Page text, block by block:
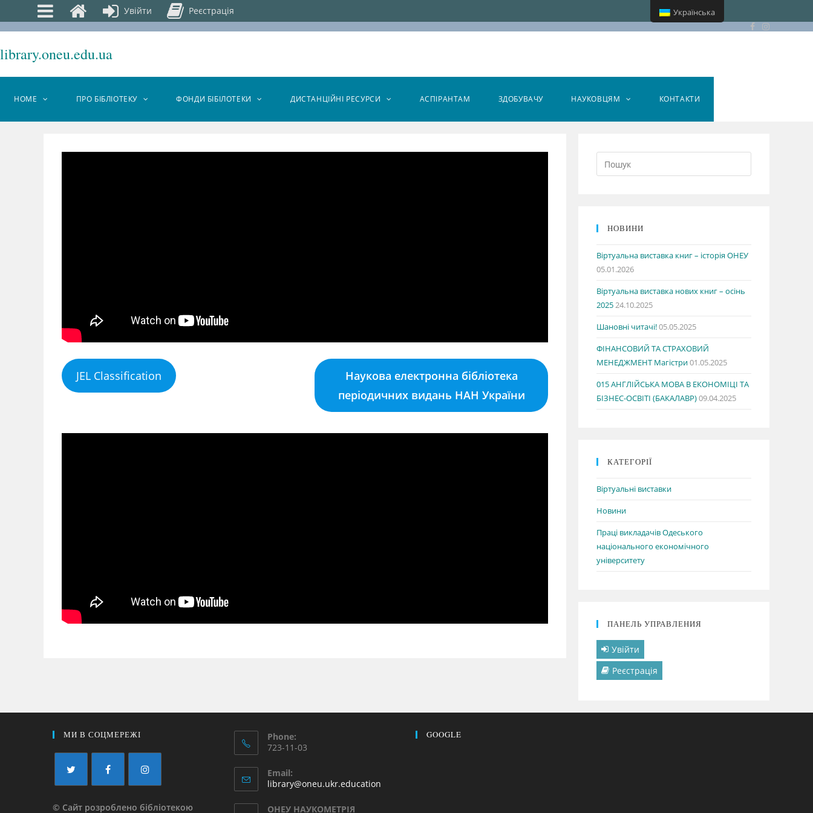
library.oneu.edu.ua
HOME ПРО БІБЛІОТЕКУ ФОНДИ БІБІЛОТЕКИ ДИСТАНЦІЙНІ РЕСУРСИ АСПІРАНТАМ ЗДОБУВАЧУ НАУКОВЦЯМ КОНТАКТИ
JEL Classification
Наукова електронна бібліотека
періодичних видань НАН України
НОВИНИ
Віртуальна виставка книг – історія ОНЕУ
05.01.2026
Віртуальна виставка нових книг – осінь
202524.10.2025
Шановні читачі!05.05.2025
ФІНАНСОВИЙ ТА СТРАХОВИЙ
МЕНЕДЖМЕНТ Магістри01.05.2025
015 АНГЛІЙСЬКА МОВА В ЕКОНОМІЦІ ТА
БІЗНЕС-ОСВІТІ (БАКАЛАВР)09.04.2025
КАТЕГОРІЇ
Віртуальні виставки
Новини
Праці викладачів Одеського
національного економічного
університету
ПАНЕЛЬ УПРАВЛЕНИЯ
Увійти
Реєстрація
МИ В СОЦМЕРЕЖІ
© Сайт розроблено бібліотекою
Phone:
723-11-03
Email:
library@oneu.ukr.education
ОНЕУ НАУКОМЕТРІЯ
GOOGLE
Увійти Реєстрація Українська